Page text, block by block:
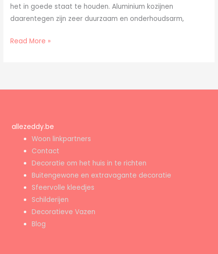
het in goede staat te houden. Aluminium kozijnen
daarentegen zijn zeer duurzaam en onderhoudsarm,
Read More »
allezeddy.be
Woon linkpartners
Contact
Decoratie om het huis in te richten
Buitengewone en extravagante decoratie
Sfeervolle kleedjes
Schilderijen
Decoratieve Vazen
Blog